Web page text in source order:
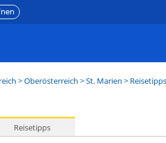
>Oberösterreich >St. Marien > Reisetipps
Reisetipps